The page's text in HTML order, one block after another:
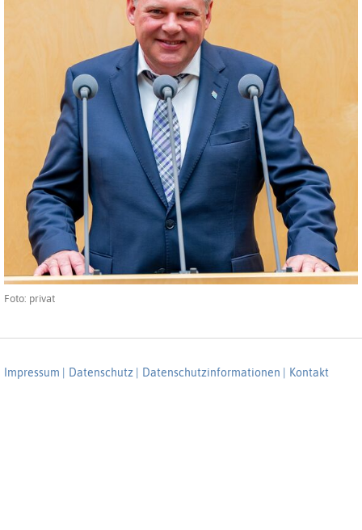
Foto: privat
Impressum | Datenschutz | Datenschutzinformationen | Kontakt